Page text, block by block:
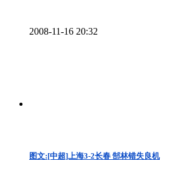
2008-11-16 20:32
图文:[中超]上海3-2长春 郜林错失良机